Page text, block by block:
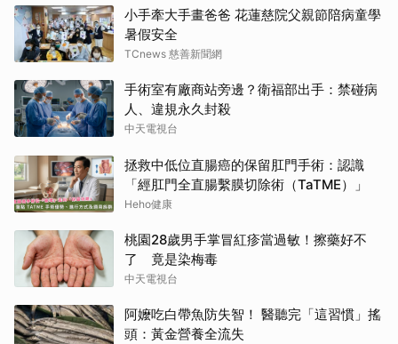
小手牽大手畫爸爸 花蓮慈院父親節陪病童學
暑假安全
TCnews 慈善新聞網
手術室有廠商站旁邊？衛福部出手：禁碰病
人、違規永久封殺
中天電視台
拯救中低位直腸癌的保留肛門手術：認識
「經肛門全直腸繫膜切除術（TaTME）」
Heho健康
桃園28歲男手掌冒紅疹當過敏！擦藥好不
了 竟是染梅毒
中天電視台
阿嬤吃白帶魚防失智！ 醫聽完「這習慣」搖
頭：黃金營養全流失